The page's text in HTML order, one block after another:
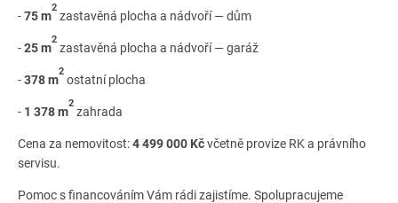
-75 m
2
zastavěná plocha a nádvoří — dům
-25 m
2
zastavěná plocha a nádvoří — garáž
-378 m
2
ostatní plocha
- 1 378 m
2
zahrada
Cena za nemovitost:4 499 000 Kčvčetně provize RK a právního
servisu.
Pomoc s financováním Vám rádi zajistíme. Spolupracujeme